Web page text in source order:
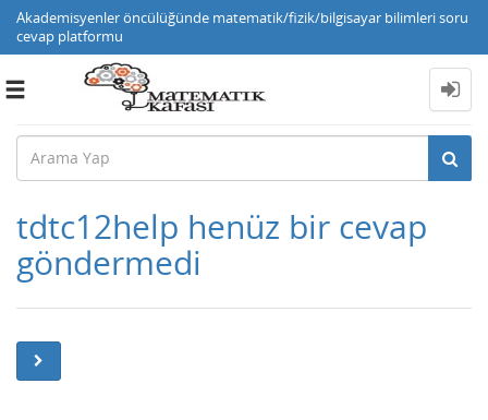
Akademisyenler öncülüğünde matematik/fizik/bilgisayar bilimleri soru
cevap platformu
Toggle
tdtc12help henüz bir cevap
göndermedi